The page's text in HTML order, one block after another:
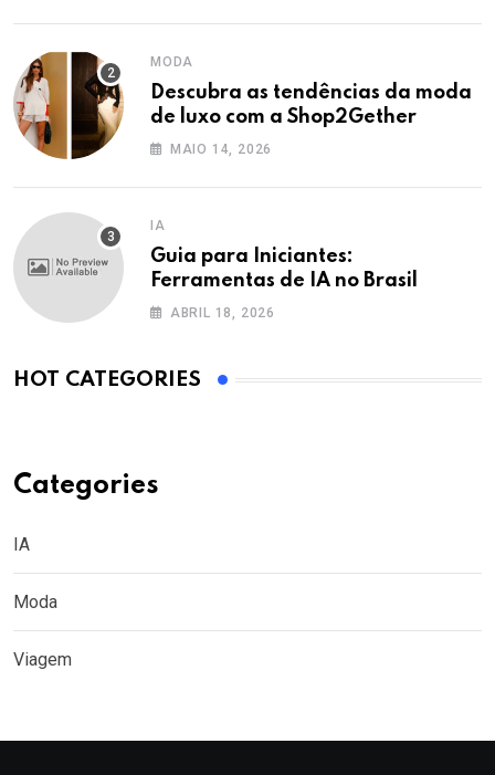
MODA
Descubra as tendências da moda
de luxo com a Shop2Gether
MAIO 14, 2026
IA
Guia para Iniciantes:
Ferramentas de IA no Brasil
ABRIL 18, 2026
HOT CATEGORIES
Categories
IA
Moda
Viagem